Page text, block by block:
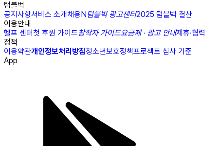
텀블벅
공지사항서비스 소개채용N텀블벅 광고센터2025 텀블벅 결산
이용안내
헬프 센터첫 후원 가이드창작자 가이드요금제 · 광고 안내제휴·협력
정책
이용약관개인정보처리방침청소년보호정책프로젝트 심사 기준
App